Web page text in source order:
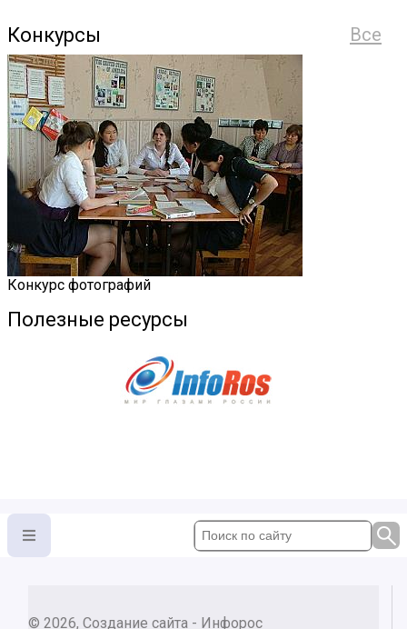
Все
Конкурсы
Конкурс фотографий
Полезные ресурсы
© 2026, Создание сайта - Инфорос